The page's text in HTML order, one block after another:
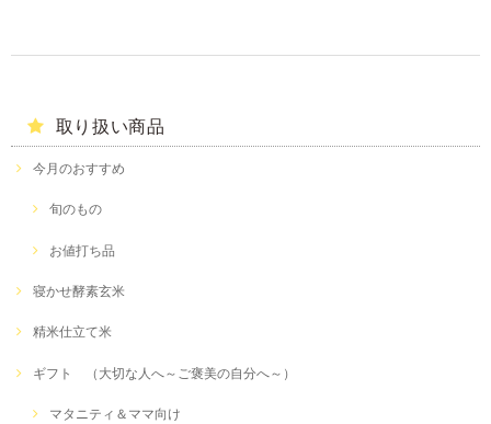
取り扱い商品
今月のおすすめ
旬のもの
お値打ち品
寝かせ酵素玄米
精米仕立て米
ギフト （大切な人へ～ご褒美の自分へ～）
マタニティ＆ママ向け